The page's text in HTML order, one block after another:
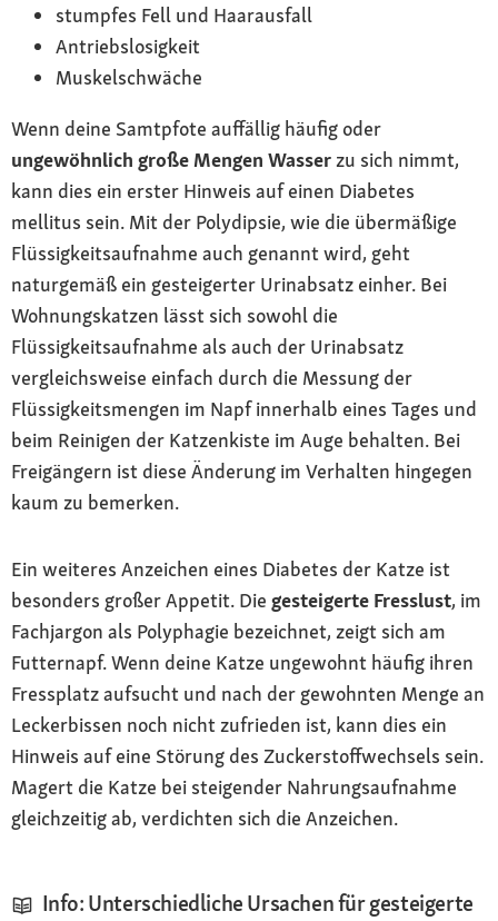
stumpfes Fell und Haarausfall
Antriebslosigkeit
Muskelschwäche
Wenn deine Samtpfote auffällig häufig oder
ungewöhnlich große Mengen Wasserzu sich nimmt,
kann dies ein erster Hinweis auf einen Diabetes
mellitus sein. Mit der Polydipsie, wie die übermäßige
Flüssigkeitsaufnahme auch genannt wird, geht
naturgemäß ein gesteigerter Urinabsatz einher. Bei
Wohnungskatzen lässt sich sowohl die
Flüssigkeitsaufnahme als auch der Urinabsatz
vergleichsweise einfach durch die Messung der
Flüssigkeitsmengen im Napf innerhalb eines Tages und
beim Reinigen der Katzenkiste im Auge behalten. Bei
Freigängern ist diese Änderung im Verhalten hingegen
kaum zu bemerken.
Ein weiteres Anzeichen eines Diabetes der Katze ist
besonders großer Appetit. Die gesteigerte Fresslust, im
Fachjargon als Polyphagie bezeichnet, zeigt sich am
Futternapf. Wenn deine Katze ungewohnt häufig ihren
Fressplatz aufsucht und nach der gewohnten Menge an
Leckerbissen noch nicht zufrieden ist, kann dies ein
Hinweis auf eine Störung des Zuckerstoffwechsels sein.
Magert die Katze bei steigender Nahrungsaufnahme
gleichzeitig ab, verdichten sich die Anzeichen.
Info: Unterschiedliche Ursachen für gesteigerte